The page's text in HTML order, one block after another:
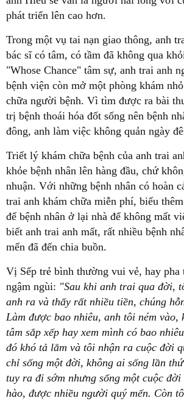
phát triển lên cao hơn.
Trong một vụ tai nạn giao thông, anh
bác sĩ có tâm, có tầm đã không qua
"Whose Chance" tâm sự, anh trai anh
bệnh viện còn mở một phòng khám
chữa người bệnh. Vì tìm được ra bài
trị bệnh thoái hóa đốt sống nên bệnh
đông, anh làm việc không quản ngày
Triết lý khám chữa bệnh của anh trai
khỏe bệnh nhân lên hàng đầu, chứ
nhuận. Với những bệnh nhân có hoàn
trai anh khám chữa miễn phí, biếu
để bệnh nhân ở lại nhà để không mất
biết anh trai anh mất, rất nhiều bệnh
mến đã đến chia buồn.
Vị Sếp trẻ bình thường vui vẻ, hay pha
ngậm ngùi: "Sau khi anh trai qua đời,
anh ra và thấy rất nhiều tiền, chúng
Làm được bao nhiêu, anh tôi ném vào,
tâm sắp xếp hay xem mình có bao
đó khó tả lắm và tôi nhận ra cuộc đời
chỉ sống một đời, không ai sống lần
tuy ra đi sớm nhưng sống một cuộc
hào, được nhiều người quý mến. Còn